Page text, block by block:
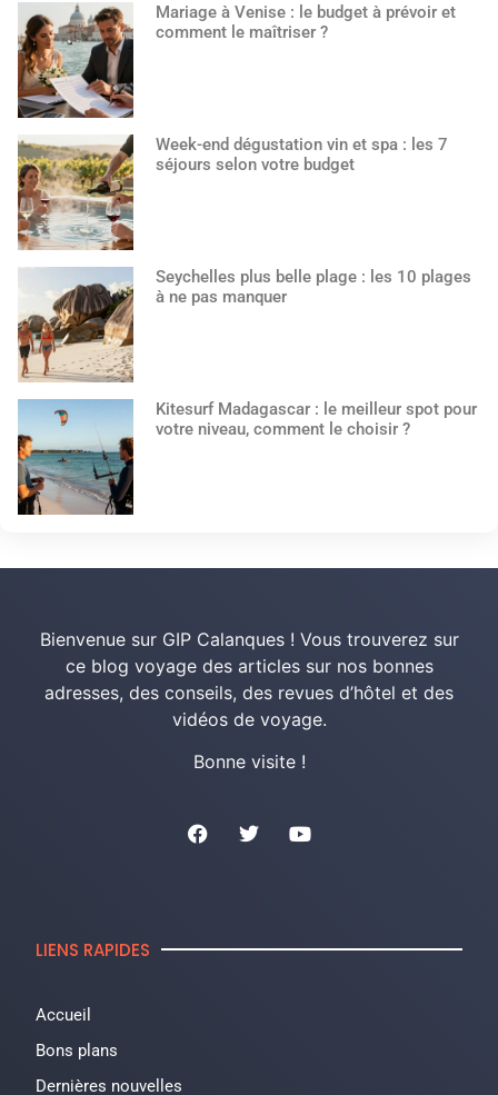
Mariage à Venise : le budget à prévoir et
comment le maîtriser ?
Week-end dégustation vin et spa : les 7
séjours selon votre budget
Seychelles plus belle plage : les 10 plages
à ne pas manquer
Kitesurf Madagascar : le meilleur spot pour
votre niveau, comment le choisir ?
Bienvenue sur GIP Calanques ! Vous trouverez sur
ce blog voyage des articles sur nos bonnes
adresses, des conseils, des revues d’hôtel et des
vidéos de voyage.
Bonne visite !
LIENS RAPIDES
Accueil
Bons plans
Dernières nouvelles